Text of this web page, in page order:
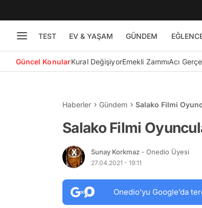
TEST EV & YAŞAM GÜNDEM
Güncel KonularKural DeğişiyorEmekli ZammıAcı
Haberler Gündem Salako Filmi
Salako Filmi
Sunay Korkmaz - Onedio Üyesi
27.04.2021 - 19:11
Onedio’yu Google’da